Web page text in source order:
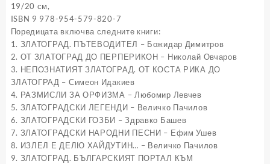
19/20 см,
ISBN 9 978-954-579-820-7
Поредицата включва следните книги:
1. ЗЛАТОГРАД. ПЪТЕВОДИТЕЛ – Божидар Димитров
2. ОТ ЗЛАТОГРАД ДО ПЕРПЕРИКОН – Николай Овчаров
3. НЕПОЗНАТИЯТ ЗЛАТОГРАД. ОТ КОСТА РИКА ДО
ЗЛАТОГРАД – Симеон Идакиев
4. РАЗМИСЛИ ЗА ОРФИЗМА – Любомир Левчев
5. ЗЛАТОГРАДСКИ ЛЕГЕНДИ – Величко Пачилов
6. ЗЛАТОГРАДСКИ ГОЗБИ – Здравко Башев
7. ЗЛАТОГРАДСКИ НАРОДНИ ПЕСНИ – Ефим Ушев
8. ИЗЛЕЛ Е ДЕЛЮ ХАЙДУТИН… – Величко Пачилов
9. ЗЛАТОГРАД. БЪЛГАРСКИЯТ ПОРТАЛ КЪМ